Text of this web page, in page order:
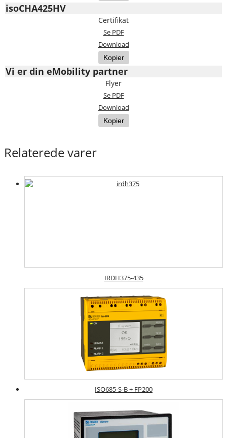
isoCHA425HV
Certifikat
Se PDF
Download
Kopier
Vi er din eMobility partner
Flyer
Se PDF
Download
Kopier
Relaterede varer
IRDH375-435
ISO685-S-B + FP200